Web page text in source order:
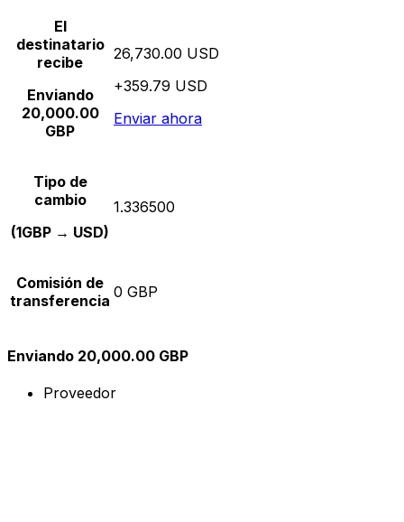
El
destinatario
recibe
Enviando
20,000.00
GBP
26,730.00 USD
+359.79 USD
Enviar ahora
Tipo de
cambio
(1GBP → USD)
1.336500
Comisión de
transferencia 0 GBP
Enviando 20,000.00 GBP
Proveedor